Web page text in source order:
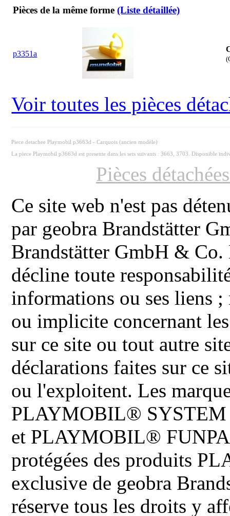
Pièces de la même forme(Liste détaillée)
p3351a
Voir toutes les pièces
Piece detachee Playmobil p3663d - Carquois (ancien modèle)
La piece Playmobil p3663d est presente dans les sets suivants : 3663, 3703. Disponible
Pièces
Ce site web n'est pas
par geobra Brandstätter
Brandstätter GmbH & Co.
décline toute
informations ou ses liens ;
ou implicite concernant
sur ce site ou tout autre
déclarations faites sur ce
ou l'exploitent. Les
PLAYMOBIL®
et PLAYMOBIL®
protégées des produits
exclusive de geobra
réserve tous les droits y